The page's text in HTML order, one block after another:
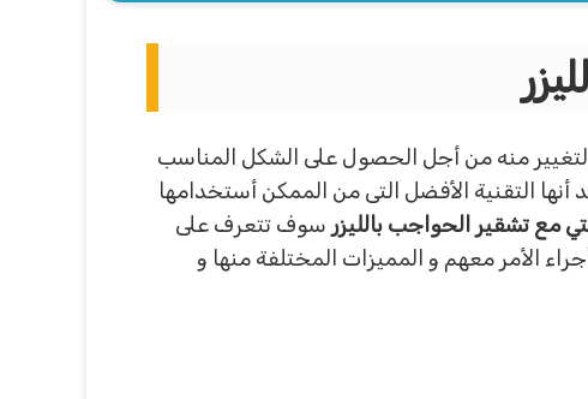
منه من أجل الحصول على الشكل المناسب
أنها التقنية الأفضل التى من الممكن أستخدامها
مع تشقير الحواجب بالليزر سوف تتعرف على
الأمر معهم و المميزات المختلفة منها و